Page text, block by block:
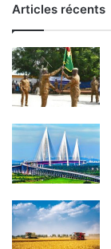
Articles récents